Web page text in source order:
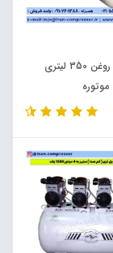
کمپرسور بدون روغن 350 لیتری